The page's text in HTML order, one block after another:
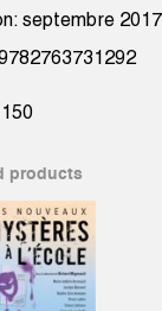
septembre 2017
products